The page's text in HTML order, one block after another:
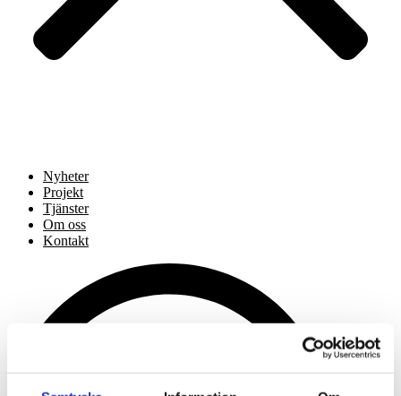
Nyheter
Projekt
Tjänster
Om oss
Kontakt